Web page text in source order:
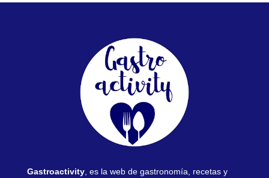
Gastroactivity, es la web de gastronomía, recetas y